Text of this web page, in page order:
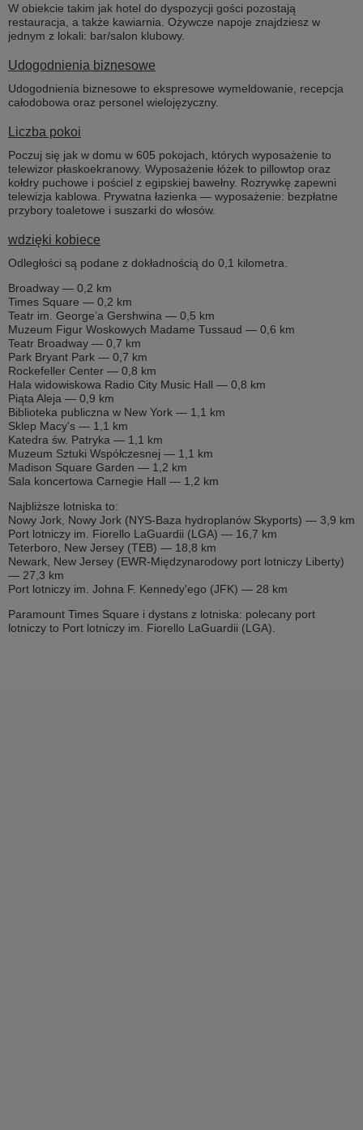
W obiekcie takim jak hotel do dyspozycji gości pozostają
restauracja, a także kawiarnia. Ożywcze napoje znajdziesz w
jednym z lokali: bar/salon klubowy.
Udogodnienia biznesowe
Udogodnienia biznesowe to ekspresowe wymeldowanie, recepcja
całodobowa oraz personel wielojęzyczny.
Liczba pokoi
Poczuj się jak w domu w 605 pokojach, których wyposażenie to
telewizor płaskoekranowy. Wyposażenie łóżek to pillowtop oraz
kołdry puchowe i pościel z egipskiej bawełny. Rozrywkę zapewni
telewizja kablowa. Prywatna łazienka — wyposażenie: bezpłatne
przybory toaletowe i suszarki do włosów.
wdzięki kobiece
Odległości są podane z dokładnością do 0,1 kilometra.
Broadway — 0,2 km
Times Square — 0,2 km
Teatr im. George’a Gershwina — 0,5 km
Muzeum Figur Woskowych Madame Tussaud — 0,6 km
Teatr Broadway — 0,7 km
Park Bryant Park — 0,7 km
Rockefeller Center — 0,8 km
Hala widowiskowa Radio City Music Hall — 0,8 km
Piąta Aleja — 0,9 km
Biblioteka publiczna w New York — 1,1 km
Sklep Macy's — 1,1 km
Katedra św. Patryka — 1,1 km
Muzeum Sztuki Współczesnej — 1,1 km
Madison Square Garden — 1,2 km
Sala koncertowa Carnegie Hall — 1,2 km
Najbliższe lotniska to:
Nowy Jork, Nowy Jork (NYS-Baza hydroplanów Skyports) — 3,9 km
Port lotniczy im. Fiorello LaGuardii (LGA) — 16,7 km
Teterboro, New Jersey (TEB) — 18,8 km
Newark, New Jersey (EWR-Międzynarodowy port lotniczy Liberty)
— 27,3 km
Port lotniczy im. Johna F. Kennedy'ego (JFK) — 28 km
Paramount Times Square i dystans z lotniska: polecany port
lotniczy to Port lotniczy im. Fiorello LaGuardii (LGA).